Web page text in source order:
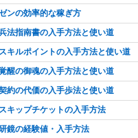
ンの効率的な稼ぎ方
法指南書の入手方法と使い道
スキルポイントの入手方法と使い道
醒の御魂の入手方法と使い道
約の代価の入手歩法と使い道
スキップチケットの入手方法
鏡の経験値・入手方法